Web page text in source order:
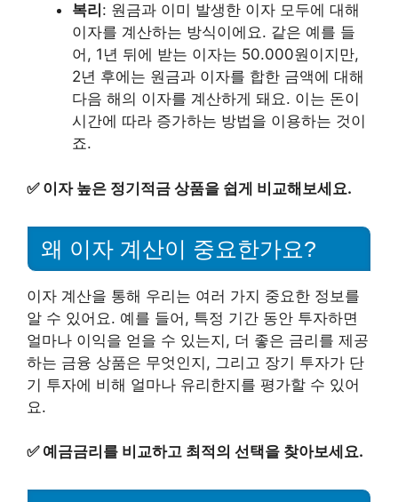
복리 : 원금과 이미 발생한 이자 모두에 대해
이자를 계산하는 방식이에요. 같은 예를 들
어, 1년 뒤에 받는 이자는 50.000원이지만,
2년 후에는 원금과 이자를 합한 금액에 대해
다음 해의 이자를 계산하게 돼요. 이는 돈이
시간에 따라 증가하는 방법을 이용하는 것이
죠.
✅ 이자 높은 정기적금 상품을 쉽게 비교해보세요.
왜 이자 계산이 중요한가요?
이자 계산을 통해 우리는 여러 가지 중요한 정보를
알 수 있어요. 예를 들어, 특정 기간 동안 투자하면
얼마나 이익을 얻을 수 있는지, 더 좋은 금리를 제공
하는 금융 상품은 무엇인지, 그리고 장기 투자가 단
기 투자에 비해 얼마나 유리한지를 평가할 수 있어
요.
✅ 예금금리를 비교하고 최적의 선택을 찾아보세요.